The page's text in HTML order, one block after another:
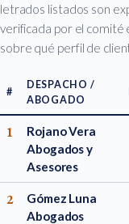
letrados listados son
verificada por el comité
sobre qué perfil de
#
DESPACHO /
ABOGADO
1
Rojano Vera
Abogados y
Asesores
2
Gómez Luna
Abogados